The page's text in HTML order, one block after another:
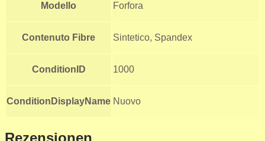
Modello Forfora
Contenuto Fibre Sintetico, Spandex
ConditionID 1000
ConditionDisplayName Nuovo